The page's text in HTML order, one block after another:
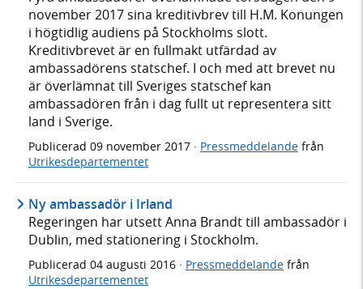
november 2017 sina kreditivbrev till H.M. Konungen
i högtidlig audiens på Stockholms slott.
Kreditivbrevet är en fullmakt utfärdad av
ambassadörens statschef. I och med att brevet nu
är överlämnat till Sveriges statschef kan
ambassadören från i dag fullt ut representera sitt
land i Sverige.
Publicerad 09 november 2017 · Pressmeddelande från
Utrikesdepartementet
Ny ambassadör i Irland
Regeringen har utsett Anna Brandt till ambassadör i
Dublin, med stationering i Stockholm.
Publicerad 04 augusti 2016 · Pressmeddelande från
Utrikesdepartementet